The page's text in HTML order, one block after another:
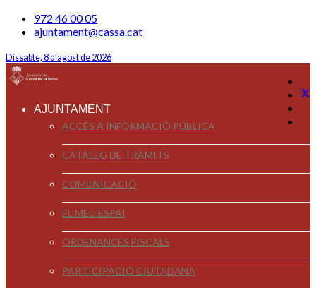
972 46 00 05
ajuntament@cassa.cat
Dissabte, 8 d'agost de 2026
AJUNTAMENT
ACCÉS A INFORMACIÓ PÚBLICA
CATÀLEG DE TRÀMITS
COMUNICACIÓ
EL MEU ESPAI
ORDENANCES FISCALS
PARTICIPACIÓ CIUTADANA